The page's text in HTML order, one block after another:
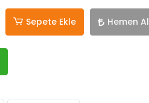
Sepete Ekle Hemen Al